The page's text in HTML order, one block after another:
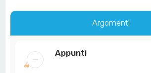
Argomenti
Appunti